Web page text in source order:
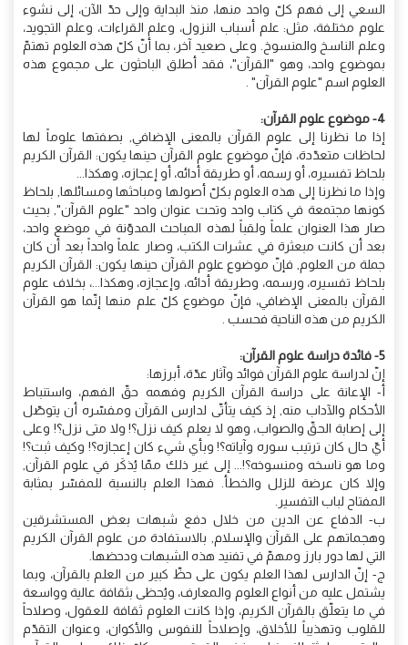
السعي إلى فهم كلّ واحد منها، منذ البداية وإلى حدّ الآن، إلى نشوء
علوم مختلفة، مثل: علم أسباب النزول، وعلم القراءات، وعلم التجويد،
وعلم الناسخ والمنسوخ. وعلى صعيد آخر، بما أنّ كلّ هذه العلوم تهتمّ
بموضوع واحد، وهو "القرآن"، فقد أطلق الباحثون على مجموع هذه
العلوم اسم "علوم القرآن" .
4- موضوع علوم القرآن:
إذا ما نظرنا إلى علوم القرآن بالمعنى الإضافي, بصفتها علوماً لها
لحاظات متعدّدة، فإنّ موضوع علوم القرآن حينها يكون: القرآن الكريم
بلحاظ تفسيره، أو رسمه، أو طريقة أدائه، أو إعجازه، وهكذا...
وإذا ما نظرنا إلى هذه العلوم بكلّ أصولها ومباحثها ومسائلها, بلحاظ
كونها مجتمعة في كتاب واحد وتحت عنوان واحد "علوم القرآن", بحيث
صار هذا العنوان علماً ولقباً لهذه المباحث المدوّنة في موضع واحد،
بعد أن كانت مبعثرة في عشرات الكتب، وصار علماً واحداً بعد أن كان
جملة من العلوم, فإنّ موضوع علوم القرآن حينها يكون: القرآن الكريم
بلحاظ تفسيره، ورسمه، وطريقة أدائه، وإعجازه، وهكذا...، بخلاف علوم
القرآن بالمعنى الإضافي، فإنّ موضوع كلّ علم منها إنّما هو القرآن
الكريم من هذه الناحية فحسب .
5- فائدة دراسة علوم القرآن:
إنّ لدراسة علوم القرآن فوائد وآثار عدّة، أبرزها:
أ- الإعانة على دراسة القرآن الكريم وفهمه حقّ الفهم، واستنباط
الأحكام والآداب منه, إذ كيف يتأتّى لدارس القرآن ومفسّره أن يتوصّل
إلى إصابة الحقّ والصواب، وهو لا يعلم كيف نزل؟! ولا متى نزل؟! وعلى
أيّ حال كان ترتيب سوره وآياته؟! وبأي شيء كان إعجازه؟! وكيف ثبت؟!
وما هو ناسخه ومنسوخه؟!... إلى غير ذلك ممّا يُذكَر في علوم القرآن,
وإلا كان عرضة للزلل والخطأ. فهذا العلم بالنسبة للمفسّر بمثابة
المفتاح لباب التفسير.
ب- الدفاع عن الدين من خلال دفع شبهات بعض المستشرقين
وهجماتهم على القرآن والإسلام, بالاستفادة من علوم القرآن الكريم
التي لها دور بارز ومهمّ في تفنيد هذه الشبهات ودحضها.
ج- إنّ الدارس لهذا العلم يكون على حظّ كبير من العلم بالقرآن، وبما
يشتمل عليه من أنواع العلوم والمعارف، ويُحظى بثقافة عالية وواسعة
في ما يتعلّق بالقرآن الكريم، وإذا كانت العلوم ثقافة للعقول، وصلاحاً
للقلوب وتهذيباً للأخلاق، وإصلاحاً للنفوس والأكوان، وعنوان التقدّم